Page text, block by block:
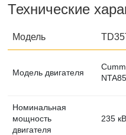
Технические
Модель
Модель двигателя
Номинальная
мощность
двигателя
235